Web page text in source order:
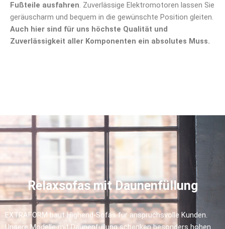
Fußteile ausfahren. Zuverlässige Elektromotoren lassen Sie
geräuscharm und bequem in die gewünschte Position gleiten.
Auch hier sind für uns höchste Qualität und
Zuverlässigkeit aller Komponenten ein absolutes Muss.
Relaxsofasmit Daunenfüllung
EXTRAFORM baut Highend-Sofas für anspruchsvolle Kunden.
Unsere Modelle mit Daunenfüllung schenken besonders hohen